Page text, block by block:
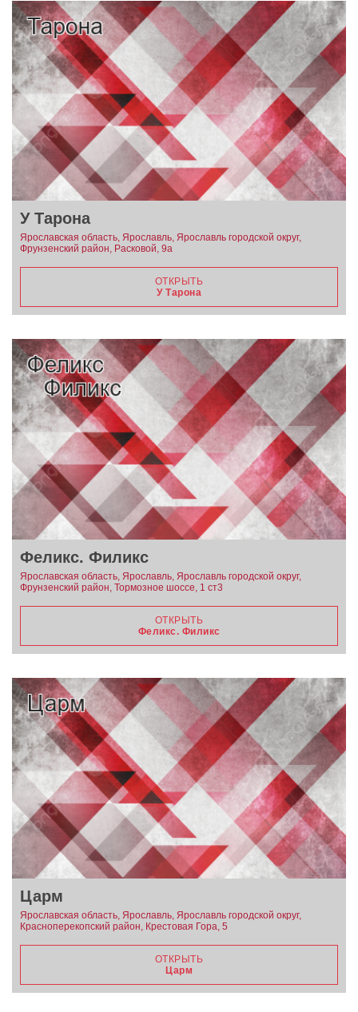
У Тарона
Ярославская область, Ярославль, Ярославль городской округ,
Фрунзенский район, Расковой, 9а
ОТКРЫТЬ
У Тарона
Феликс. Филикс
Ярославская область, Ярославль, Ярославль городской округ,
Фрунзенский район, Тормозное шоссе, 1 ст3
ОТКРЫТЬ
Феликс. Филикс
Царм
Ярославская область, Ярославль, Ярославль городской округ,
Красноперекопский район, Крестовая Гора, 5
ОТКРЫТЬ
Царм